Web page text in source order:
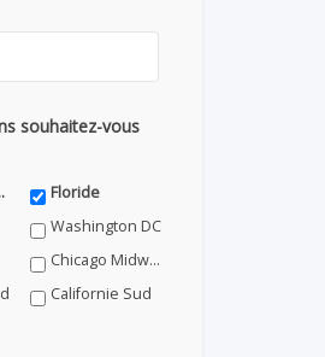
souhaitez-vous
Floride
Washington DC
Chicago Midwest
Californie Sud